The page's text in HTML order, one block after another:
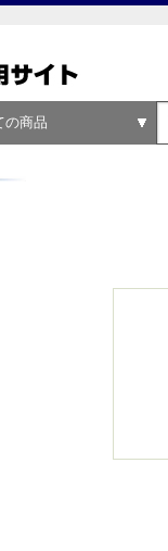
の商品